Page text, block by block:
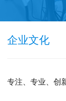
企业文化
专注、专业、创